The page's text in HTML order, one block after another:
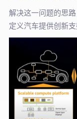
解决这一问题的思
定义汽车提供创新支